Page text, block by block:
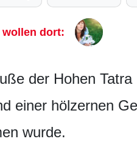
wollen dort:
der Hohen
einer hölzernen
wurde.